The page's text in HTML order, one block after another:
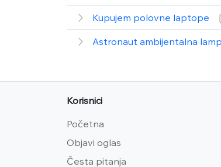
Kupujem polovne laptope
Astronaut ambijentalna
Korisnici
Početna
Objavi oglas
Česta pitanja